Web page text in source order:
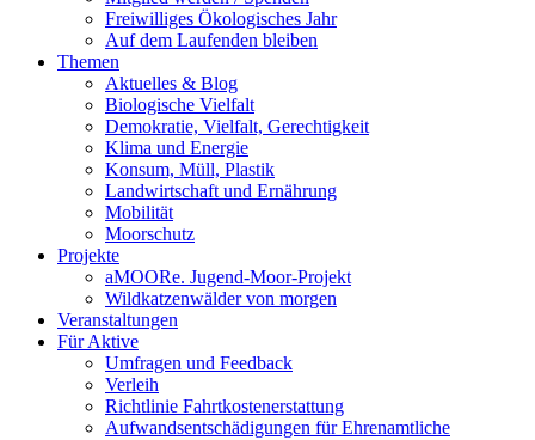
Freiwilliges Ökologisches Jahr
Auf dem Laufenden bleiben
Themen
Aktuelles & Blog
Biologische Vielfalt
Demokratie, Vielfalt, Gerechtigkeit
Klima und Energie
Konsum, Müll, Plastik
Landwirtschaft und Ernährung
Mobilität
Moorschutz
Projekte
aMOORe. Jugend-Moor-Projekt
Wildkatzenwälder von morgen
Veranstaltungen
Für Aktive
Umfragen und Feedback
Verleih
Richtlinie Fahrtkostenerstattung
Aufwandsentschädigungen für Ehrenamtliche